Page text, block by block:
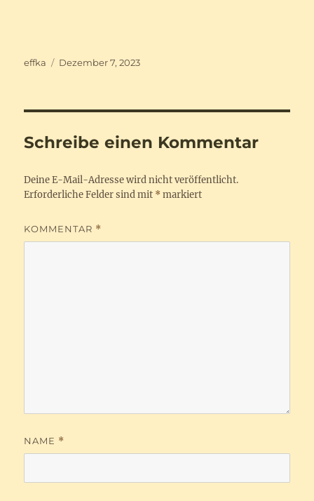
Autor
effka
Veröffentlicht
Dezember 7, 2023
Schreibe einen Kommentar
Deine E-Mail-Adresse wird nicht veröffentlicht.
Erforderliche Felder sind mit * markiert
KOMMENTAR *
NAME *